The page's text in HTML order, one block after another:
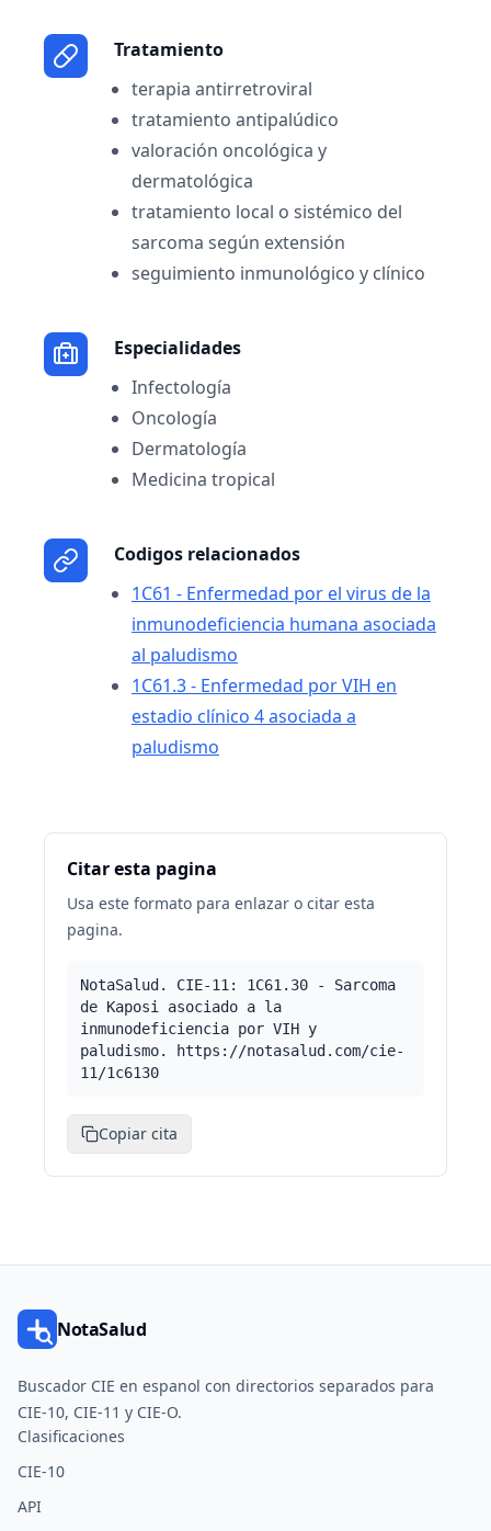
Tratamiento
terapia antirretroviral
tratamiento antipalúdico
valoración oncológica y
dermatológica
tratamiento local o sistémico del
sarcoma según extensión
seguimiento inmunológico y clínico
Especialidades
Infectología
Oncología
Dermatología
Medicina tropical
Codigos relacionados
1C61 - Enfermedad por el virus de la
inmunodeficiencia humana asociada
al paludismo
1C61.3 - Enfermedad por VIH en
estadio clínico 4 asociada a
paludismo
Citar esta pagina
Usa este formato para enlazar o citar esta
pagina.
NotaSalud. CIE-11: 1C61.30 - Sarcoma
de Kaposi asociado a la
inmunodeficiencia por VIH y
paludismo. https://notasalud.com/cie-
11/1c6130
Copiar cita
NotaSalud
Buscador CIE en espanol con directorios separados para
CIE-10, CIE-11 y CIE-O.
Clasificaciones
CIE-10
API